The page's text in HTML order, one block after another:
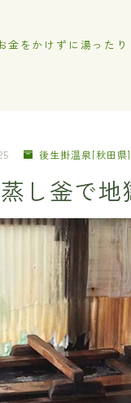
金をかけずに湯ったり
後生掛温泉[秋田県]
し釜で地